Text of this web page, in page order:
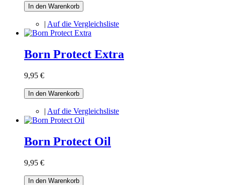
In den Warenkorb
| Auf die Vergleichsliste
Born Protect Extra
9,95 €
In den Warenkorb
| Auf die Vergleichsliste
Born Protect Oil
9,95 €
In den Warenkorb